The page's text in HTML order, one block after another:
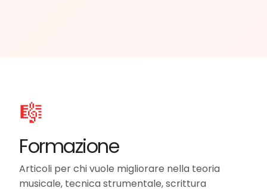
🎼
Formazione
Articoli per chi vuole migliorare nella teoria
musicale, tecnica strumentale, scrittura